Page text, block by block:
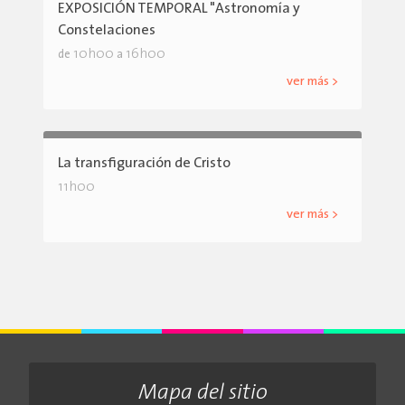
EXPOSICIÓN TEMPORAL "Astronomía y
Constelaciones
de 10h00 a 16h00
ver más >
La transfiguración de Cristo
11h00
ver más >
Mapa del sitio